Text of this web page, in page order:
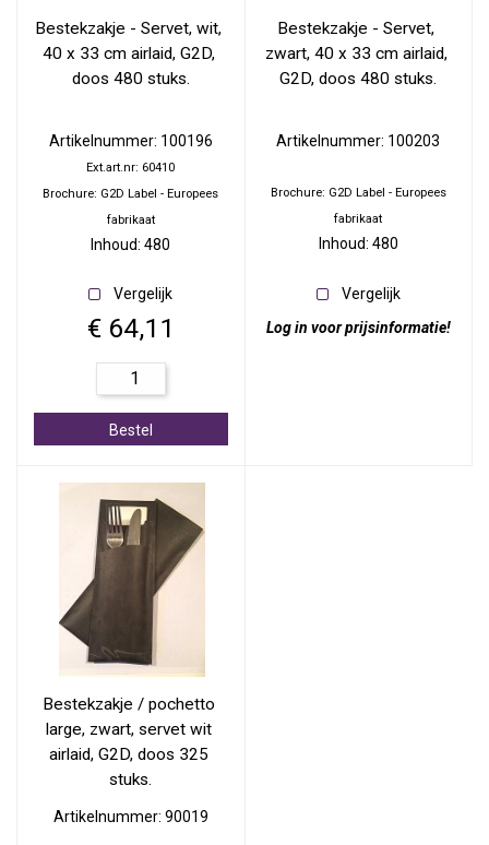
Bestekzakje - Servet, wit,
40 x 33 cm airlaid, G2D,
doos 480 stuks.
Artikelnummer: 100196
Ext.art.nr: 60410
Brochure: G2D Label - Europees
fabrikaat
Inhoud: 480
Vergelijk
€ 64,11
Bestel
Bestekzakje - Servet,
zwart, 40 x 33 cm airlaid,
G2D, doos 480 stuks.
Artikelnummer: 100203
Brochure: G2D Label - Europees
fabrikaat
Inhoud: 480
Vergelijk
Log in voor prijsinformatie!
Bestekzakje / pochetto
large, zwart, servet wit
airlaid, G2D, doos 325
stuks.
Artikelnummer: 90019